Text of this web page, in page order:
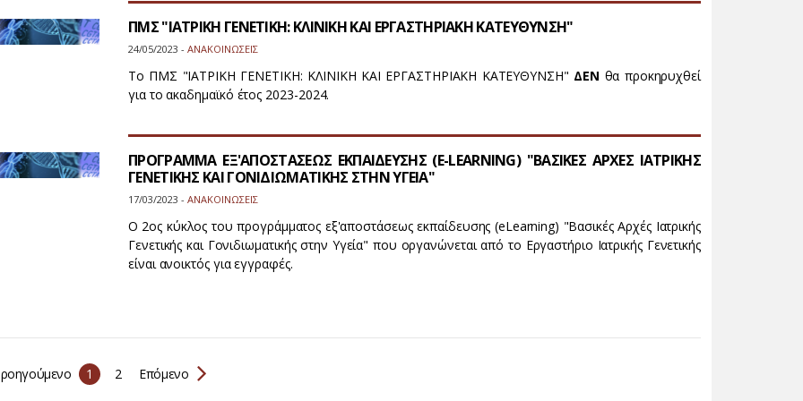
ΠΜΣ "ΙΑΤΡΙΚΗ ΓΕΝΕΤΙΚΗ: ΚΛΙΝΙΚΗ ΚΑΙ ΕΡΓΑΣΤΗΡΙΑΚΗ ΚΑΤΕΥΘΥΝΣΗ"
24/05/2023 - ΑΝΑΚΟΙΝΩΣΕΙΣ
Το ΠΜΣ "ΙΑΤΡΙΚΗ ΓΕΝΕΤΙΚΗ: ΚΛΙΝΙΚΗ ΚΑΙ ΕΡΓΑΣΤΗΡΙΑΚΗ ΚΑΤΕΥΘΥΝΣΗ" ΔΕΝ θα προκηρυχθεί
για το ακαδημαϊκό έτος 2023-2024.
ΠΡΟΓΡΑΜΜΑ ΕΞ'ΑΠΟΣΤΑΣΕΩΣ ΕΚΠΑΙΔΕΥΣΗΣ (E-LEARNING) "ΒΑΣΙΚΕΣ ΑΡΧΕΣ ΙΑΤΡΙΚΗΣ
ΓΕΝΕΤΙΚΗΣ ΚΑΙ ΓΟΝΙΔΙΩΜΑΤΙΚΗΣ ΣΤΗΝ ΥΓΕΙΑ"
17/03/2023 - ΑΝΑΚΟΙΝΩΣΕΙΣ
Ο 2ος κύκλος του προγράμματος εξ'αποστάσεως εκπαίδευσης (eLearning) "Βασικές Αρχές Ιατρικής
Γενετικής και Γονιδιωματικής στην Υγεία" που οργανώνεται από το Εργαστήριο Ιατρικής Γενετικής
είναι ανοικτός για εγγραφές.
1 2 Επόμενο